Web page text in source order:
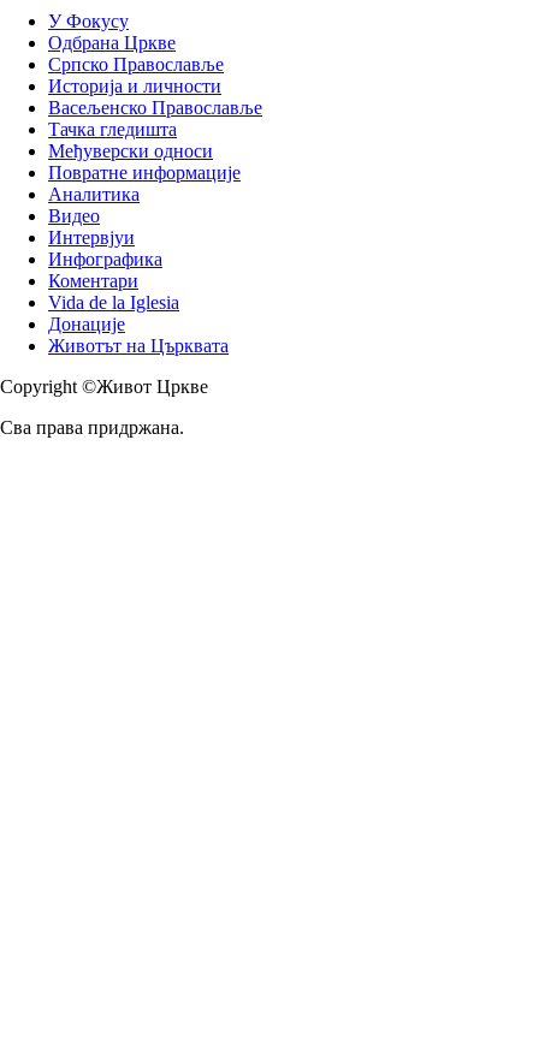
У Фокусу
Одбрана Цркве
Српско Православље
Историја и личности
Васељенско Православље
Тачка гледишта
Међуверски односи
Повратне информације
Аналитика
Видео
Интервјуи
Инфографика
Коментари
Vida de la Iglesia
Донације
Животът на Църквата
Copyright ©Живот Цркве
Сва права придржана.